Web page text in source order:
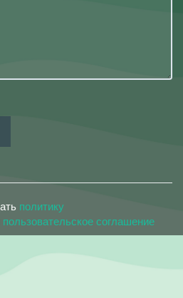
политику
пользовательское соглашение